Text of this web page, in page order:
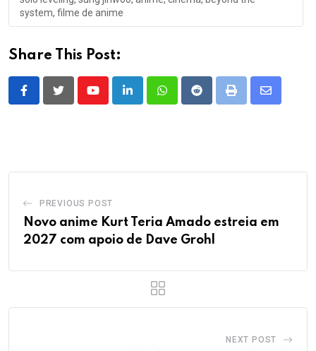
system, filme de anime
Share This Post:
YoutubeLinkedInWhatsappRedditPrint
Share
PREVIOUS POST
Novo anime Kurt Teria Amado estreia em
2027 com apoio de Dave Grohl
NEXT POST